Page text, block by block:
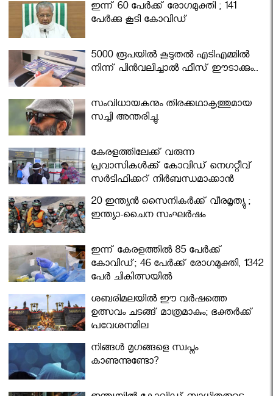
ഇന്ന് 60 പേർക്ക് രോഗമുക്തി ; 141
പേര്‍ക്കു കൂടി കോവിഡ്
5000 രൂപയിൽ കൂടുതൽ എടിഎമ്മിൽ
നിന്ന് പിൻവലിച്ചാൽ ഫീസ് ഈടാക്കും..
സംവിധായകനും തിരക്കഥാകൃത്തുമായ
സച്ചി അന്തരിച്ചു.
കേരളത്തിലേക്ക് വരുന്ന
പ്രവാസികള്‍ക്ക് കോവിഡ് നെഗറ്റീവ്
സര്‍ട്ടിഫിക്കറ്റ് നിർബന്ധമാക്കാൻ
മന്ത്രിസഭ
20 ഇന്ത്യൻ സൈനികർക്ക് വീരമൃത്യു ;
ഇന്ത്യാ-ചൈന സംഘർഷം
ഇന്ന് കേരളത്തിൽ 85 പേർക്ക്
കോവിഡ്; 46 പേർക്ക് രോഗമുക്തി, 1342
പേർ ചികിത്സയിൽ
ശബരിമലയില്‍ ഈ വർഷത്തെ
ഉത്സവം ചടങ്ങ് മാത്രമാകും; ഭക്തർക്ക്
പ്രവേശനമില്ല
നിങ്ങള്‍ മൃഗങ്ങളെ സ്വപ്നം
കാണുന്നുണ്ടോ?